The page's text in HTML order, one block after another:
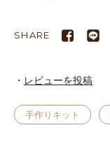
SHARE
レビューを投稿
手作りキット